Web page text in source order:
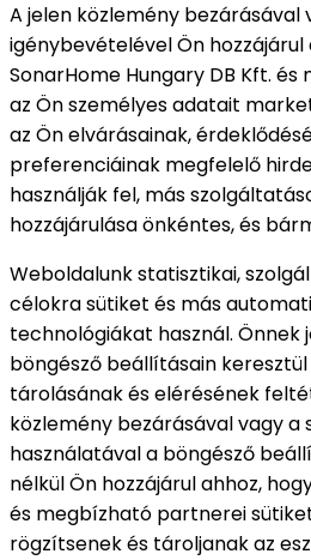
A jelen közlemény bezárásával
igénybevételével Ön hozzájárul
SonarHome Hungary DB Kft.
az Ön személyes adatait
az Ön elvárásainak,
preferenciáinak megfelelő
használják fel, más
hozzájárulása önkéntes, és
Weboldalunk statisztikai,
célokra sütiket és más
technológiákat használ. Önnek
böngésző beállításain
tárolásának és elérésének
közlemény bezárásával vagy a
használatával a böngésző
nélkül Ön hozzájárul ahhoz,
és megbízható partnerei
rögzítsenek és tároljanak az